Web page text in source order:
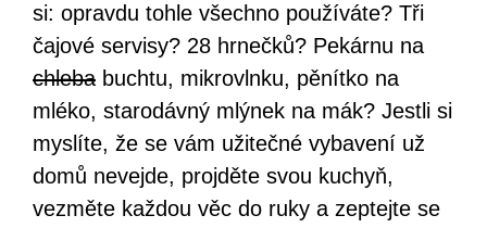
si: opravdu tohle všechno používáte? Tři
čajové servisy? 28 hrnečků? Pekárnu na
chleba buchtu, mikrovlnku, pěnítko na
mléko, starodávný mlýnek na mák? Jestli si
myslíte, že se vám užitečné vybavení už
domů nevejde, projděte svou kuchyň,
vezměte každou věc do ruky a zeptejte se